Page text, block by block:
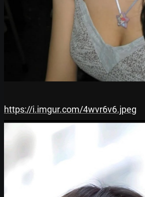
https://i.imgur.com/4wvr6v6.jpeg